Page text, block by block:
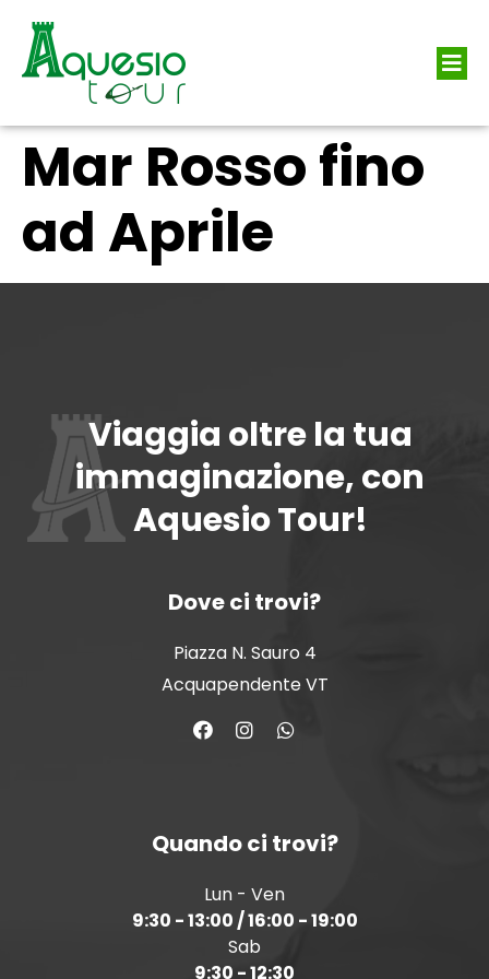
Mar Rosso fino
ad Aprile
Viaggia oltre la tua
immaginazione, con
Aquesio Tour!
Dove ci trovi?
Piazza N. Sauro 4
Acquapendente VT
Quando ci trovi?
Lun - Ven
9:30 - 13:00 / 16:00 - 19:00
Sab
9:30 - 12:30